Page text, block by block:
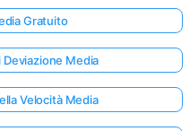
Gratuito
Media
Velocità Media